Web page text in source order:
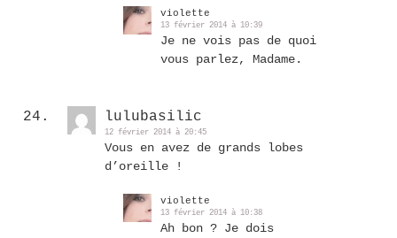
violette
13 février 2014 à 10:39
Je ne vois pas de quoi
vous parlez, Madame.
lulubasilic
12 février 2014 à 20:45
Vous en avez de grands lobes
d’oreille !
violette
13 février 2014 à 10:38
Ah bon ? Je dois